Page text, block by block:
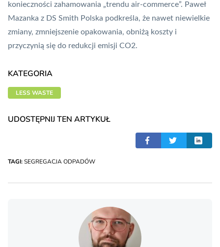
konieczności zahamowania „trendu air-commerce”. Paweł
Mazanka z DS Smith Polska podkreśla, że nawet niewielkie
zmiany, zmniejszenie opakowania, obniżą koszty i
przyczynią się do redukcji emisji CO2.
KATEGORIA
LESS WASTE
UDOSTĘPNIJ TEN ARTYKUŁ
TAGI:SEGREGACJA ODPADÓW